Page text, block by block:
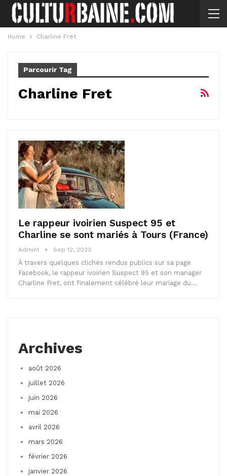
Home Charline Fret
Parcourir Tag
Charline Fret
Le rappeur ivoirien Suspect 95 et
Charline se sont mariés à Tours (France)
Admin1 Sep 12, 2023
À travers quelques clichés rendus publics sur sa page
Facebook, le rappeur ivoirien Suspect 95 et son manager
Charline Fret, ont finalement célébré leur mariage du…
Archives
août 2026
juillet 2026
juin 2026
mai 2026
avril 2026
mars 2026
février 2026
janvier 2026